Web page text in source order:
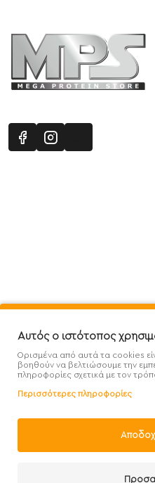
Προσφορές - Clearence
Handcrafted with
Αυτός ο ιστότοπος
Ορισμένα από αυτά τα cookies
βοηθούν να βελτιώσουμε την
πληροφορίες σχετικά με τον
Περισσότερες πληροφορίες